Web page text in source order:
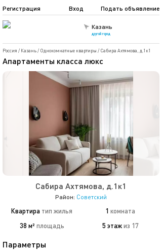
Казань
другой город
Подать объявление
Регистрация Вход
Россия / Казань/ Однокомнатные квартиры / Сабира Ахтямова, д.1к1
Апартаменты класса люкс
Сабира Ахтямова, д.1к1
Район: Советский
Квартира тип жилья 1 комната
38 м² площадь 5 этаж из 17
Параметры